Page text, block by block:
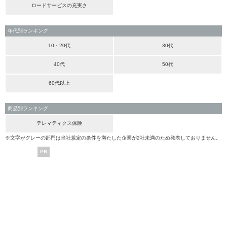
ロードサービスの充実さ
年代別ランキング
10・20代 30代
40代 50代
60代以上
商品別ランキング
テレマティクス保険
※文字がグレーの部門は当社規定の条件を満たした企業が2社未満のため発表しておりません。
PR